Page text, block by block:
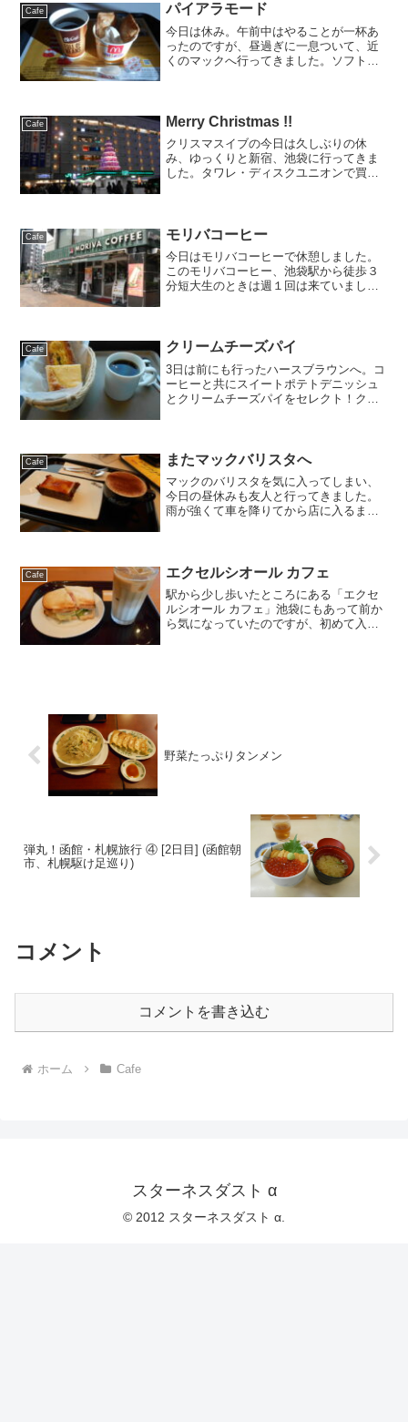
Cafe パイアラモード
今日は休み。午前中はやることが一杯あ
ったのですが、昼過ぎに一息ついて、近
くのマックへ行ってきました。ソフトク
マックは混んでましたねぇ...
Cafe Merry Christmas !!
クリスマスイブの今日は久しぶりの休
み、ゆっくりと新宿、池袋に行ってきま
した。タワレ・ディスクユニオンで買い
美味しくなかったです。その...
Cafe モリバコーヒー
今日はモリバコーヒーで休憩しました。
このモリバコーヒー、池袋駅から徒歩３
分短大生のときは週１回は来ていまし
トにしました。店の雰囲気も...
Cafe クリームチーズパイ
3日は前にも行ったハースブラウンへ。コ
ーヒーと共にスイートポテトデニッシュ
とクリームチーズパイをセレクト！クリ
Cafe またマックバリスタへ
マックのバリスタを気に入ってしまい、
今日の昼休みも友人と行ってきました。
雨が強くて車を降りてから店に入るまで
いし何回来ても飽きません...
Cafe エクセルシオール カフェ
駅から少し歩いたところにある「エクセ
ルシオール カフェ」池袋にもあって前か
ら気になっていたのですが、初めて入り
野菜たっぷりタンメン
弾丸！函館・札幌旅行 ④ [2日目] (函館朝
市、札幌駆け足巡り)
コメント
コメントを書き込む
ホーム Cafe
スターネスダスト α
© 2012 スターネスダスト α.